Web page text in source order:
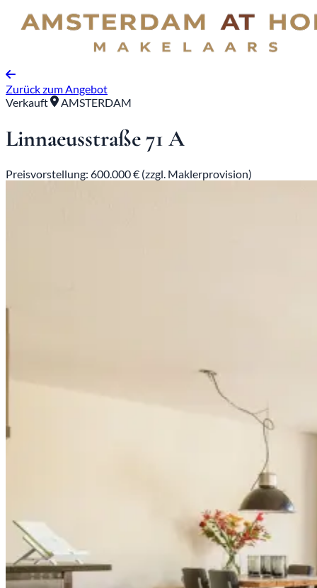
Zurück zum Angebot
Verkauft
AMSTERDAM
Linnaeusstraße 71 A
Preisvorstellung: 600.000 € (zzgl. Maklerprovision)